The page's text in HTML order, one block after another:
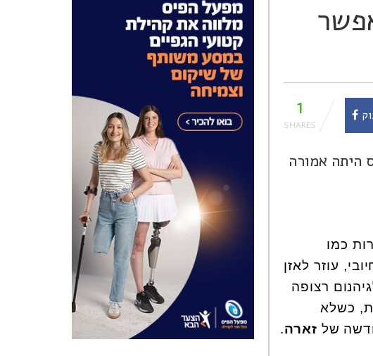
1
היתה אמורה
כמו
עוזר לאזן
הדרך לגיהנום רצופה
כשלא
של זארה.